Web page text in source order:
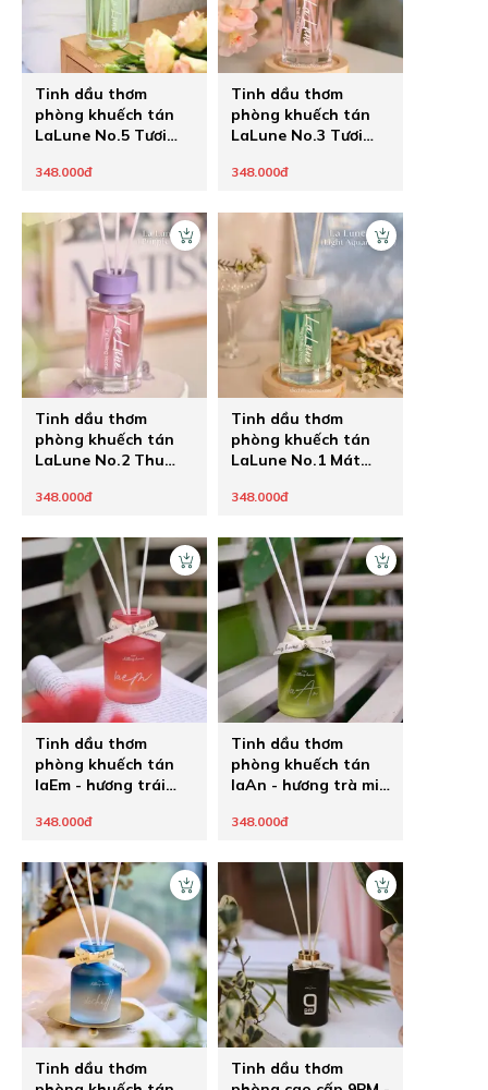
Tinh dầu thơm
phòng khuếch tán
LaLune No.5 Tươi
348.000đ
Tinh dầu thơm
phòng khuếch tán
LaLune No.3 Tươi
348.000đ
Tinh dầu thơm
phòng khuếch tán
LaLune No.2 Thu
348.000đ
Tinh dầu thơm
phòng khuếch tán
LaLune No.1 Mát
348.000đ
Tinh dầu thơm
phòng khuếch tán
laEm - hương trái
348.000đ
Tinh dầu thơm
phòng khuếch tán
laAn - hương trà mix
348.000đ
Tinh dầu thơm
Tinh dầu thơm